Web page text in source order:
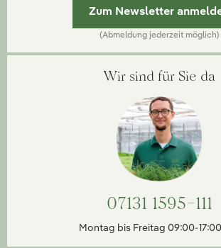
Zum Newsletter
(Abmeldung jederzeit möglich)
Wir sind für Sie da
07131 1595-111
Montag bis Freitag 09:00-